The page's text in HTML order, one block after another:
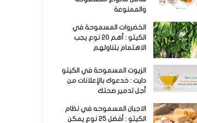
والممنوعة
الخضروات المسموحة في
الكيتو : أهم 20 نوع يجب
الاهتمام بتناولهم
الزيوت المسموحة في الكيتو
دايت : خدعوك بالإعلانات من
أجل تدمير صحتك
الاجبان المسموحه في نظام
الكيتو : أفضل 25 نوع يمكن